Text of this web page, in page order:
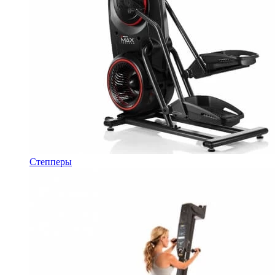
Степперы